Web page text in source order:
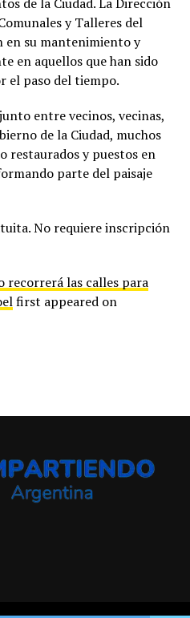
y Talleres del
su mantenimiento y
en aquellos que han sido
el paso del tiempo.
entre vecinos, vecinas,
de la Ciudad, muchos
restaurados y puestos en
parte del paisaje
No requiere inscripción
recorrerá las calles para
first appeared on